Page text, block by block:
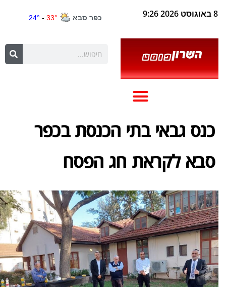
8 באוגוסט 2026 9:26
כנס גבאי בתי הכנסת בכפר
סבא לקראת חג הפסח